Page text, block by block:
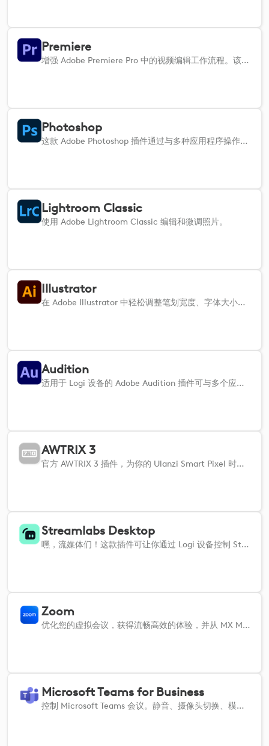
Premiere
增强 Adobe Premiere Pro 中的视频编辑工作流程。该插件与 Premiere Pro 无缝集成，可直接控制 Logi 设备的关键功能。剪切、修剪、排列片段、调整音频电平、应用转场效果，并通过触觉输入直观地管理回放。浏览时间线、调整特效、管理关键帧以及在编辑模式之间轻松切换。无论是开展复杂的项目还是进行微小的调整，这款插件都能简化 Premiere Pro 的使用体验，为您的所有视频编辑任务提供精确的控制和更高的效率。
Photoshop
这款 Adobe Photoshop 插件通过与多种应用程序操作的无缝集成，可优化您的工作流程。
Lightroom Classic
使用 Adobe Lightroom Classic 编辑和微调照片。
Illustrator
在 Adobe Illustrator 中轻松调整笔划宽度、字体大小、不透明度等。
Audition
适用于 Logi 设备的 Adobe Audition 插件可与多个应用程序操作无缝集成，从而增强您的工作流程。该插件可让您直接从 MX 设备控制 Audition 的工具和功能，快速访问常用操作，如调整电平、均衡器设置、淡入淡出等。自定义快捷方式，通过直观的触感控制简化创作流程，提高音频编辑工作的效率和精确度。
AWTRIX 3
官方 AWTRIX 3 插件，为你的 Ulanzi Smart Pixel 时钟提供一套可定制的操作。
Streamlabs Desktop
嘿，流媒体们！这款插件可让你通过 Logi 设备控制 Streamlabs 的所有超酷功能。
Zoom
优化您的虚拟会议，获得流畅高效的体验，并从 MX Master 4 鼠标独有的高级触觉反馈中获益，从而获得更吸引人、反应更灵敏的会议环境。通过触觉输入轻松控制 Zoom 的关键功能，让您可以轻松地静音或取消静音、切换视频，并直接从设备上表达反应，从而简化工作流程，确保您在每次会议期间都能集中精力。
Microsoft Teams for Business
控制 Microsoft Teams 会议。静音、摄像头切换、模糊背景、反应等！